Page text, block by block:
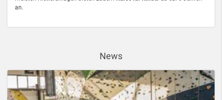
an.
News